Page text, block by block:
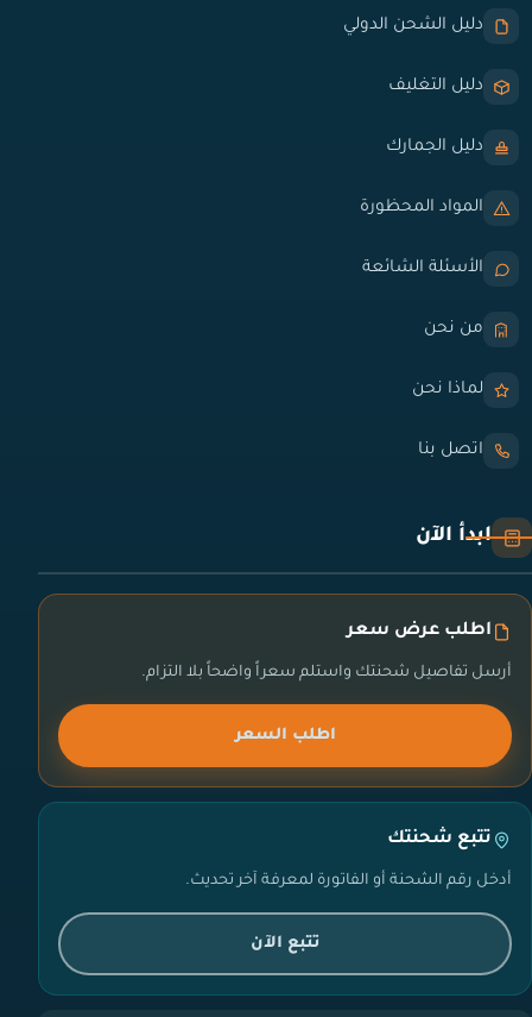
دليل الشحن الدولي
دليل التغليف
دليل الجمارك
المواد المحظورة
الأسئلة الشائعة
من نحن
لماذا نحن
اتصل بنا
ابدأ الآن
اطلب عرض سعر
أرسل تفاصيل شحنتك واستلم سعراً واضحاً بلا التزام.
اطلب السعر
تتبع شحنتك
أدخل رقم الشحنة أو الفاتورة لمعرفة آخر تحديث.
تتبع الآن